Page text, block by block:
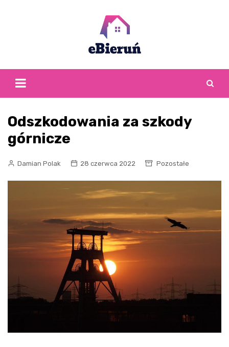
Odszkodowania za szkody
górnicze
Damian Polak 28 czerwca 2022 Pozostałe